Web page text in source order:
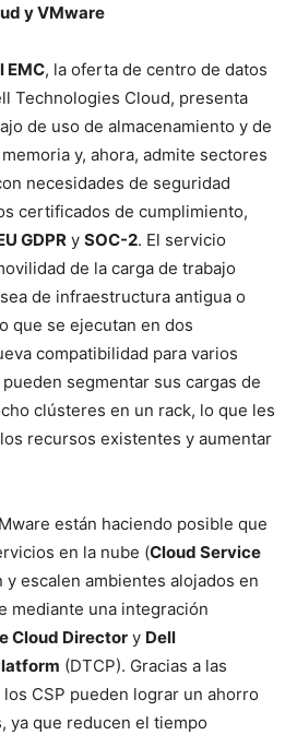
y VMware
EMC, la oferta de centro de datos
Technologies Cloud, presenta
de uso de almacenamiento y de
y, ahora, admite sectores
necesidades de seguridad
certificados de cumplimiento,
GDPR y SOC-2. El servicio
de la carga de trabajo
de infraestructura antigua o
que se ejecutan en dos
compatibilidad para varios
segmentar sus cargas de
clústeres en un rack, lo que les
recursos existentes y aumentar
están haciendo posible que
en la nube (Cloud Service
y escalen ambientes alojados en
mediante una integración
Cloud Director y Dell
(DTCP). Gracias a las
CSP pueden lograr un ahorro
ya que reducen el tiempo